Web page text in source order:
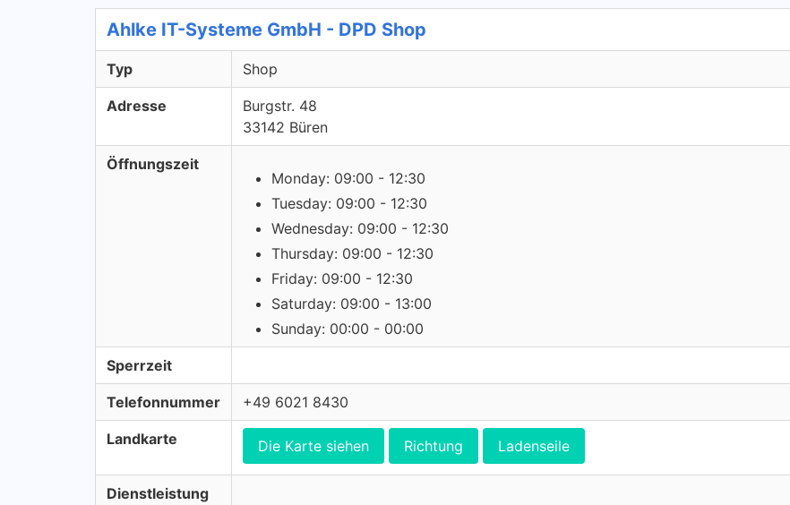
Ahlke IT-Systeme GmbH - DPD Shop
Typ Shop
Adresse
Burgstr. 48
33142 Büren
Öffnungszeit
Monday: 09:00 - 12:30
Tuesday: 09:00 - 12:30
Wednesday: 09:00 - 12:30
Thursday: 09:00 - 12:30
Friday: 09:00 - 12:30
Saturday: 09:00 - 13:00
Sunday: 00:00 - 00:00
Sperrzeit
Telefonnummer +49 6021 8430
Landkarte Die Karte siehen Richtung Ladenseile
Dienstleistung